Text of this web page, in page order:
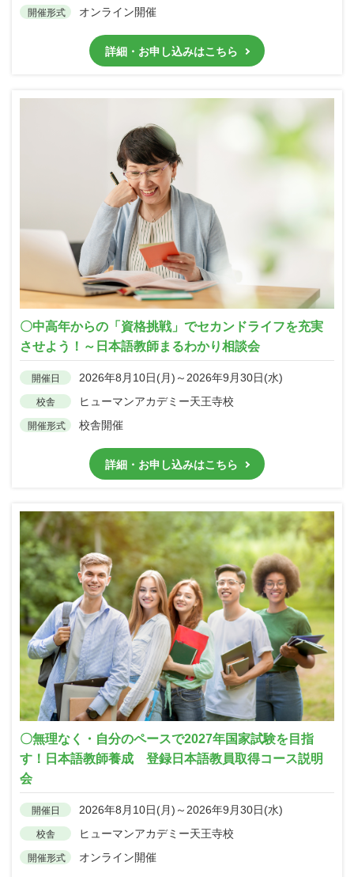
開催形式 オンライン開催
詳細・お申し込みはこちら
〇中高年からの「資格挑戦」でセカンドライフを充実
させよう！～日本語教師まるわかり相談会
開催日 2026年8月10日(月)～2026年9月30日(水)
校舎 ヒューマンアカデミー天王寺校
開催形式 校舎開催
詳細・お申し込みはこちら
〇無理なく・自分のペースで2027年国家試験を目指
す！日本語教師養成 登録日本語教員取得コース説明
会
開催日 2026年8月10日(月)～2026年9月30日(水)
校舎 ヒューマンアカデミー天王寺校
開催形式 オンライン開催